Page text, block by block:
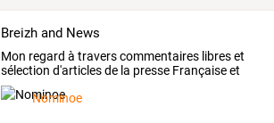
Breizh and News
Mon regard à traverscommentaires libreset
sélection d'articlesde la presse Françaiseet
internationale
Nominoe